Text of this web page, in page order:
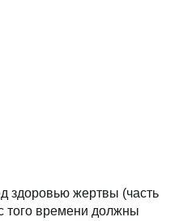
здоровью жертвы (часть
того времени должны